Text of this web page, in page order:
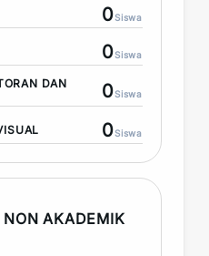
0Siswa
0Siswa
DAN
0Siswa
0Siswa
AKADEMIK